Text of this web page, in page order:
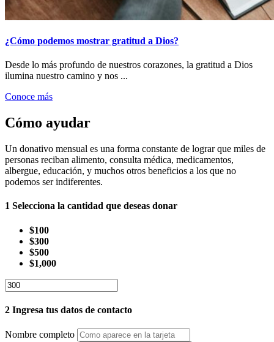
¿Cómo podemos mostrar gratitud a Dios?
Desde lo más profundo de nuestros corazones, la gratitud a Dios
ilumina nuestro camino y nos ...
Conoce más
Cómo ayudar
Un donativo mensual es una forma constante de lograr que miles de
personas reciban alimento, consulta médica, medicamentos,
albergue, educación, y muchos otros beneficios a los que no
podemos ser indiferentes.
1 Selecciona la cantidad que deseas donar
$100
$300
$500
$1,000
2 Ingresa tus datos de contacto
Nombre completo